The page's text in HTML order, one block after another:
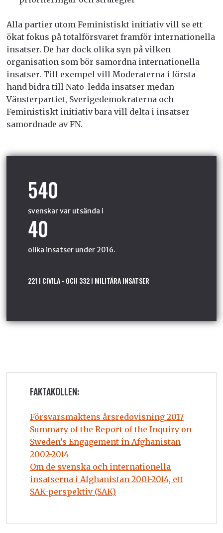
Alla partier utom Feministiskt initiativ vill se ett
ökat fokus på totalförsvaret framför internationella
insatser. De har dock olika syn på vilken
organisation som bör samordna internationella
insatser. Till exempel vill Moderaterna i första
hand bidra till Nato-ledda insatser medan
Vänsterpartiet, Sverigedemokraterna och
Feministiskt initiativ bara vill delta i insatser
samordnade av FN.
540
svenskar var utsända i
40
olika insatser under 2016.
221 I CIVILA - OCH 332 I MILITÄRA INSATSER
FAKTAKOLLEN:
Försvarsmaktens årsredovisning 2017
Summary of the Report of the Inquiry on
Sweden’s Engagement in Afghanistan
2002-2014
Om de svenska och internationella
insatserna i Afghanistan 2001-2014, ett
SAK-perspektiv (SAK)